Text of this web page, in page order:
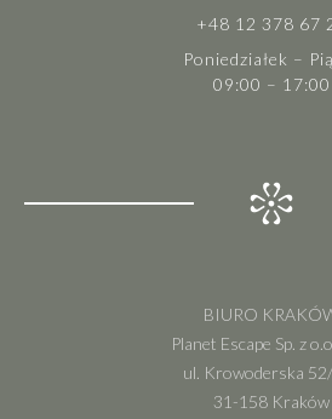
+48 12 378 67
Poniedziałek –
09:00 – 17:00
BIURO
Planet Escape Sp. z
ul. Krowoderska
31-158 Kraków